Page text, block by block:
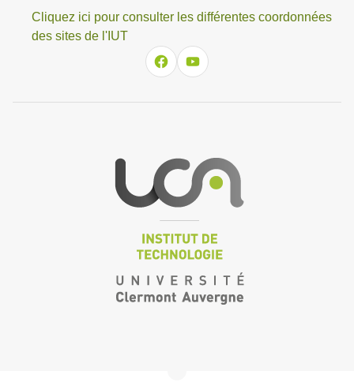
Cliquez ici pour consulter les différentes coordonnées
des sites de l'IUT